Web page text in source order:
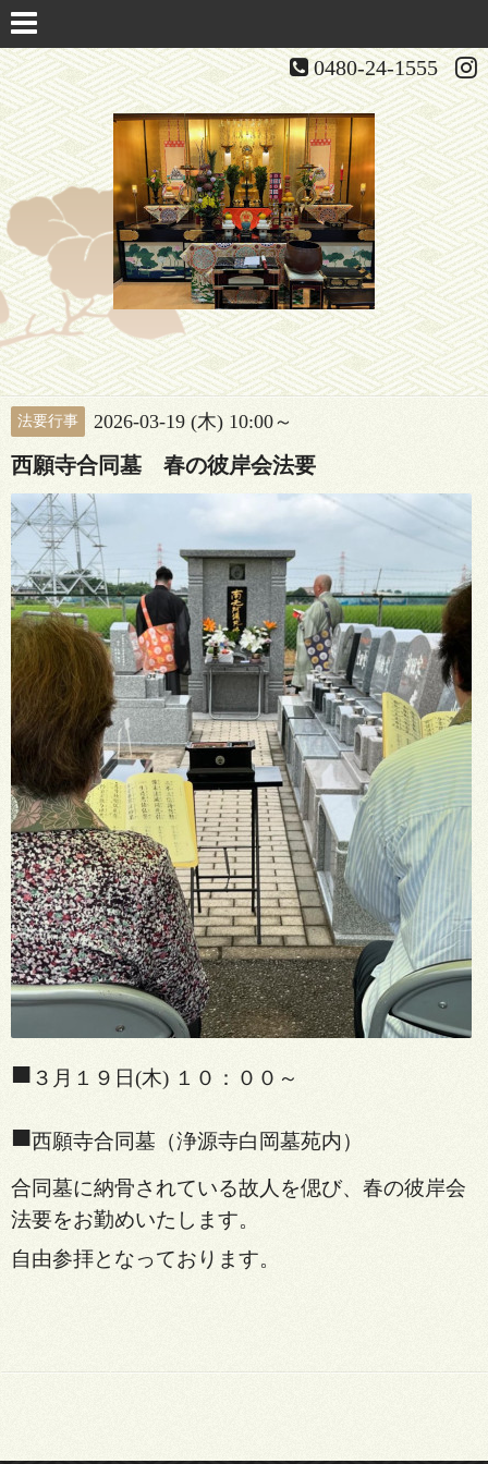
0480-24-1555
法要行事 2026-03-19 (木) 10:00～
西願寺合同墓 春の彼岸会法要
■ ３月１９日(木) １０：００～
■西願寺合同墓（浄源寺白岡墓苑内）
合同墓に納骨されている故人を偲び、 春の彼岸会
法要をお勤めいたします。
自由参拝となっております。